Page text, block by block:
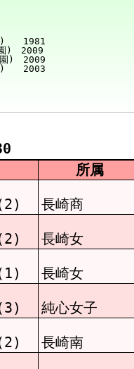
　　1981
2009
)　2009
所属
長崎商
長崎女
長崎女
純心女子
長崎南